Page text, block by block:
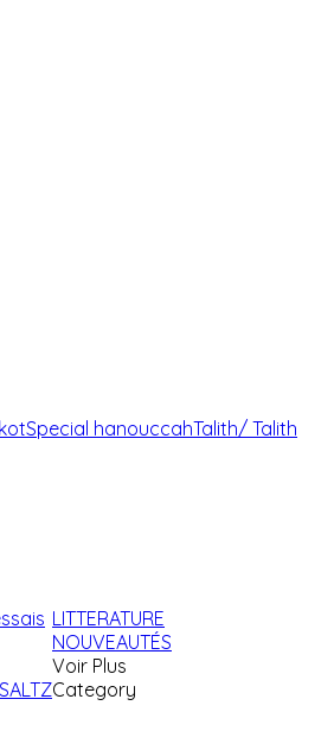
Special hanouccahTalith/ Talith
LITTERATURE
NOUVEAUTÉS
Voir Plus
Category